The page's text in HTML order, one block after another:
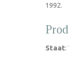
1992.
Staat: